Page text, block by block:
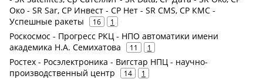
Око - SR Sar, СР Инвест - СР Нет - SR CMS, СР КМС -
Успешные ракеты
16 1
Роскосмос - Прогресс РКЦ - НПО автоматики имени
академика Н.А. Семихатова
11 1
Ростех - Росэлектроника - Вигстар НПЦ - научно-
производственный центр
14 1